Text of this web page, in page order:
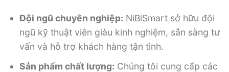
Đội ngũ chuyên nghiệp: NiBiSmart sở hữu đội
ngũ kỹ thuật viên giàu kinh nghiệm, sẵn sàng tư
vấn và hỗ trợ khách hàng tận tình.
Sản phẩm chất lượng: Chúng tôi cung cấp các